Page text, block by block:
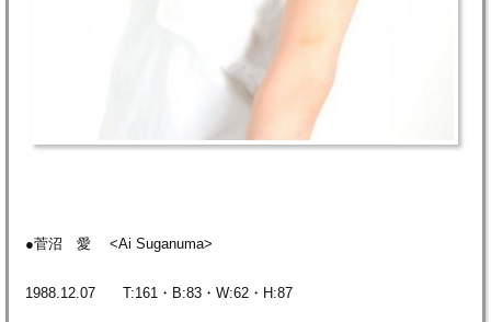
●菅沼 愛 <Ai Suganuma>
1988.12.07 T:161・B:83・W:62・H:87